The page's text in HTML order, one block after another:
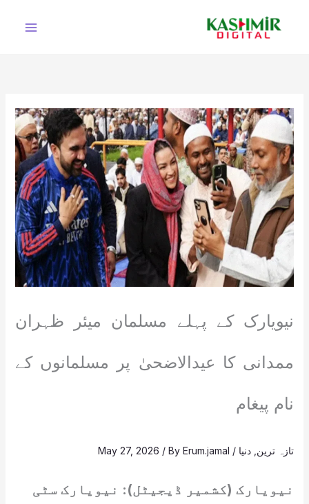
نیویارک کے پہلے مسلمان میئر ظہران
ممدانی کا عیدالاضحیٰ پر مسلمانوں کے
نام پیغام
تازہ ترین دنیا /
May 27, 2026 / ByErum.jamal
نیویارک (کشمیر ڈیجیٹل): نیویارک سٹی